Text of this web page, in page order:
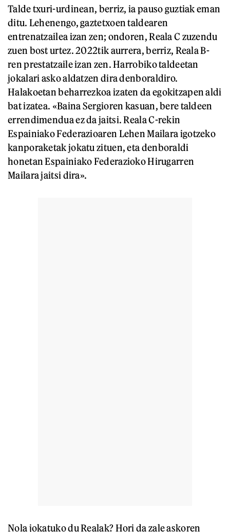
Talde txuri-urdinean, berriz, ia pauso guztiak eman
ditu. Lehenengo, gaztetxoen taldearen
entrenatzailea izan zen; ondoren, Reala C zuzendu
zuen bost urtez. 2022tik aurrera, berriz, Reala B-
ren prestatzaile izan zen. Harrobiko taldeetan
jokalari asko aldatzen dira denboraldiro.
Halakoetan beharrezkoa izaten da egokitzapen aldi
bat izatea. «Baina Sergioren kasuan, bere taldeen
errendimendua ez da jaitsi. Reala C-rekin
Espainiako Federazioaren Lehen Mailara igotzeko
kanporaketak jokatu zituen, eta denboraldi
honetan Espainiako Federazioko Hirugarren
Mailarajaitsi dira».
Nola jokatuko du Realak? Hori da zale askoren